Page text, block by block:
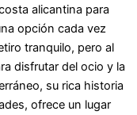
alicantina para
opción cada vez
tranquilo, pero al
disfrutar del ocio y la
su rica historia
ofrece un lugar